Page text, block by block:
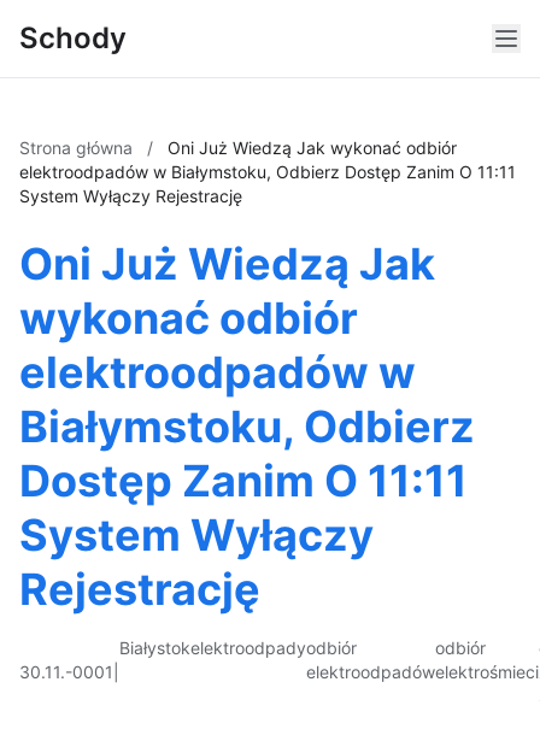
Schody
Strona główna /
Oni Już Wiedzą Jak wykonać odbiór
elektroodpadów w Białymstoku, Odbierz Dostęp Zanim O 11:11
System Wyłączy Rejestrację
Oni Już Wiedzą Jak
wykonać odbiór
elektroodpadów w
Białymstoku, Odbierz
Dostęp Zanim O 11:11
System Wyłączy
Rejestrację
30.11.-0001
Białystokelektroodpadyodbiór
elektroodpadów
odbiór
elektrośmieci